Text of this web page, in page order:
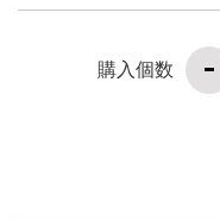
購入個数